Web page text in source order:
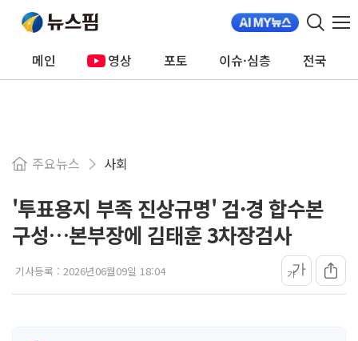
메인 영상 포토 이슈·심층 전국
주요뉴스 사회
'투표용지 부족 진상규명' 검·경 합수본
구성…본부장에 김태훈 3차장검사
기사등록 : 2026년06월09일 18:04 가가